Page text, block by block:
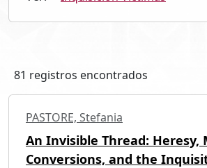
81 registros encontrados
PASTORE, Stefania
An Invisible Thread: Heresy,
Conversions, and the